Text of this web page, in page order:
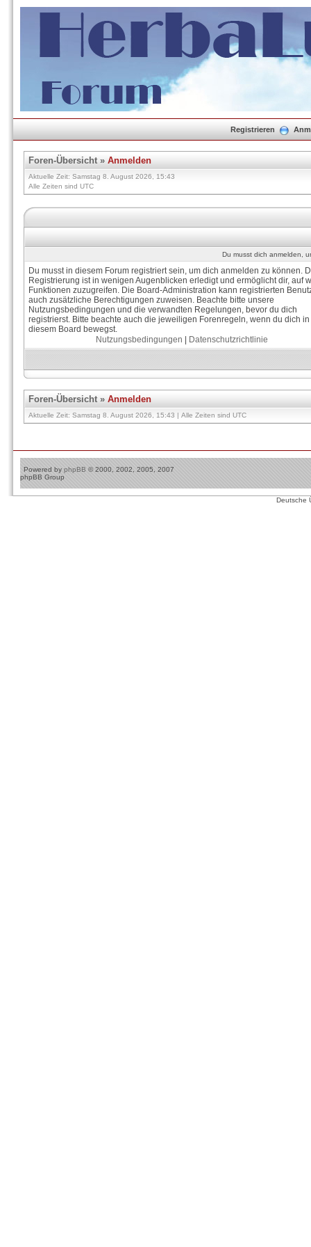
Registrieren
Foren-Übersicht» Anmelden
Aktuelle Zeit: Samstag 8. August 2026, 15:43
Alle Zeiten sind UTC
Du musst dich anmelden,
Du musst in diesem Forum registriert sein, um dich anmelden zu können.
Registrierung ist in wenigen Augenblicken erledigt und ermöglicht dir, auf
Funktionen zuzugreifen. Die Board-Administration kann registrierten
auch zusätzliche Berechtigungen zuweisen. Beachte bitte unsere
Nutzungsbedingungen und die verwandten Regelungen, bevor du dich
registrierst. Bitte beachte auch die jeweiligen Forenregeln, wenn du dich in
diesem Board bewegst.
Nutzungsbedingungen
Datenschutzrichtlinie
Foren-Übersicht» Anmelden
Aktuelle Zeit: Samstag 8. August 2026, 15:43 | Alle Zeiten sind UTC
Powered by phpBB © 2000, 2002, 2005, 2007
phpBB Group
Deutsche